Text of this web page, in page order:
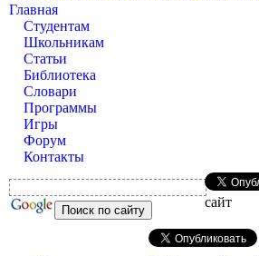
Главная
Студентам
Школьникам
Статьи
Библиотека
Словари
Программы
Игры
Форум
Контакты
сайт